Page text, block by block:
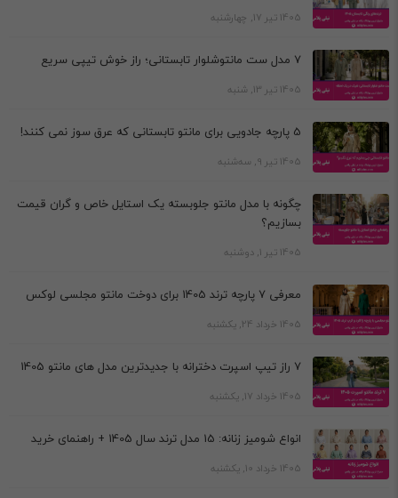
1405 تیر 17, چهارشنبه
7 مدل ست مانتوشلوار تابستانی؛ راز خوش تیپی سریع
1405 تیر 13, شنبه
5 پارچه جادویی برای مانتو تابستانی که عرق سوز نمی کنند!
1405 تیر 9, سه‌شنبه
چگونه با مدل مانتو جلوبسته یک استایل خاص و گران قیمت
بسازیم؟
1405 تیر 1, دوشنبه
معرفی 7 پارچه ترند 1405 برای دوخت مانتو مجلسی لوکس
1405 خرداد 24, یکشنبه
7 راز تیپ اسپرت دخترانه با جدیدترین مدل های مانتو 1405
1405 خرداد 17, یکشنبه
انواع شومیز زنانه: 15 مدل ترند سال 1405 + راهنمای خرید
1405 خرداد 10, یکشنبه